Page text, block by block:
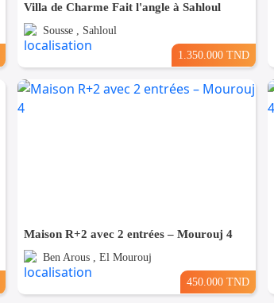
Villa de Charme Fait l'angle à Sahloul
Sousse , Sahloul
1.350.000 TND
Maison R+2 avec 2 entrées – Mourouj 4
Ben Arous , El Mourouj
450.000 TND